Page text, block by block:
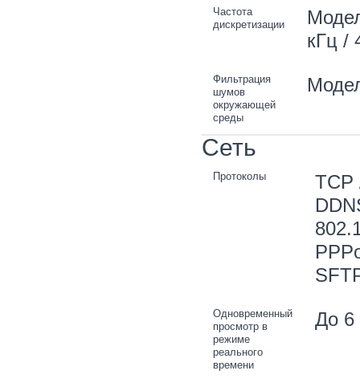
Частота
дискретизации
кГц /
Фильтрация
шумов
окружающей
среды
Сеть
Протоколы
TCP
Одновременный
просмотр в
режиме
реального
времени
До 6